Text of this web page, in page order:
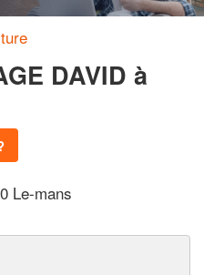
DAVID à
Le-mans